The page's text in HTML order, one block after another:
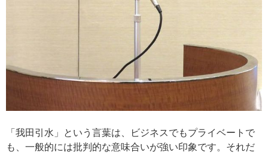
「我田引水」という言葉は、ビジネスでもプライベートで
も、一般的には批判的な意味合いが強い印象です。それだ